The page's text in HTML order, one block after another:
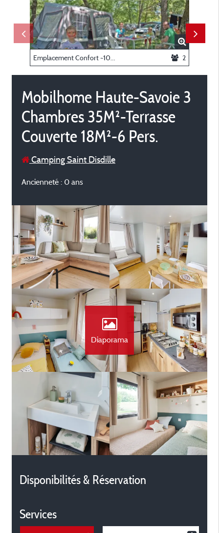
2
Mobilhome Haute-Savoie 3
Chambres 35M²-Terrasse
Couverte 18M²-6 Pers.
Camping Saint Disdille
Ancienneté : 0 ans
Diaporama
Disponibilités & Réservation
Services